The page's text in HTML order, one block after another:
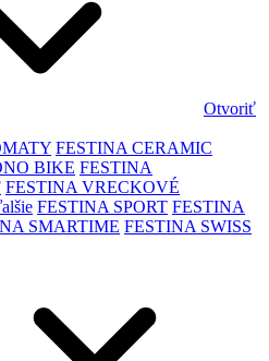
Otvoriť
FESTINA CERAMIC
BIKE FESTINA
FESTINA VRECKOVÉ
FESTINA SPORT FESTINA
SMARTIME FESTINA SWISS